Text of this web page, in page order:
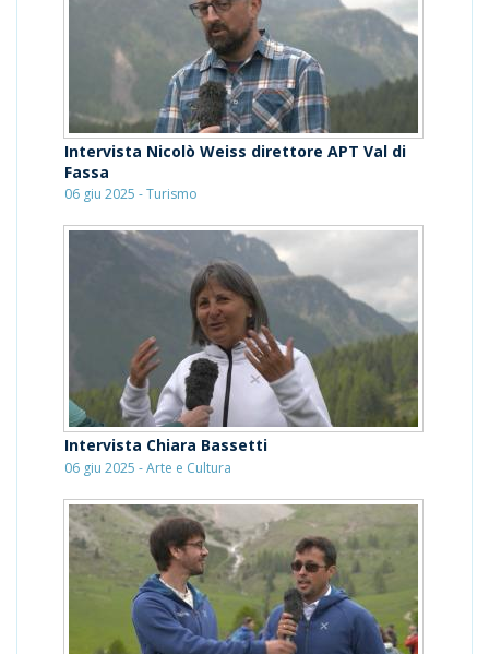
Intervista Nicolò Weiss direttore APT Val di
Fassa
06 giu 2025 - Turismo
Intervista Chiara Bassetti
06 giu 2025 - Arte e Cultura